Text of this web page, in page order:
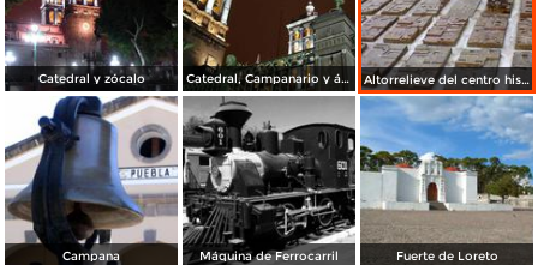
Catedral y zócalo Catedral, Campanario y ángel Altorrelieve del centro histórico de Puebla
Campana Máquina de Ferrocarril Fuerte de Loreto